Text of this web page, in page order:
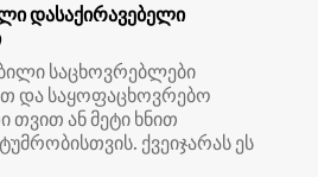
დასაქირავებელი
საცხოვრებლები
და საყოფაცხოვრებო
ან მეტი ხნით
ქვეიჯარას ეს